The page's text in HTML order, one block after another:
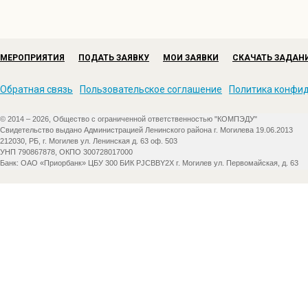
МЕРОПРИЯТИЯ ПОДАТЬ ЗАЯВКУ МОИ ЗАЯВКИ СКАЧАТЬ
Обратная связь Пользовательское соглашение Политика
© 2014 – 2026, Общество с ограниченной ответственностью "КОМПЭДУ"
Свидетельство выдано Администрацией Ленинского района г. Могилева 19.06.2013
212030, РБ, г. Могилев ул. Ленинская д. 63 оф. 503
УНП 790867878, ОКПО 300728017000
Банк: ОАО «Приорбанк» ЦБУ 300 БИК PJCBBY2X г. Могилев ул. Первомайская, д. 63